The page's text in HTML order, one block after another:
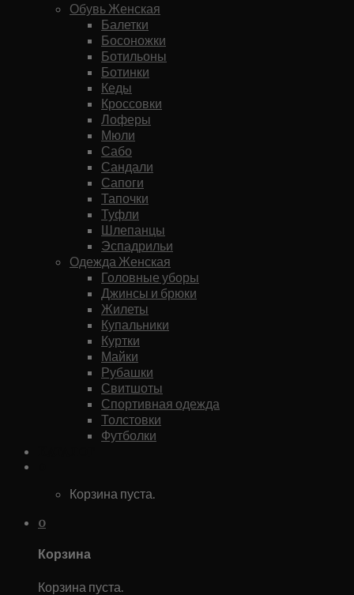
Обувь Женская
Балетки
Босоножки
Ботильоны
Ботинки
Кеды
Кроссовки
Лоферы
Мюли
Сабо
Сандали
Сапоги
Тапочки
Туфли
Шлепанцы
Эспадрильи
Одежда Женская
Головные уборы
Джинсы и брюки
Жилеты
Купальники
Куртки
Майки
Рубашки
Свитшоты
Спортивная одежда
Толстовки
Футболки
Корзина пуста.
0
Корзина
Корзина пуста.